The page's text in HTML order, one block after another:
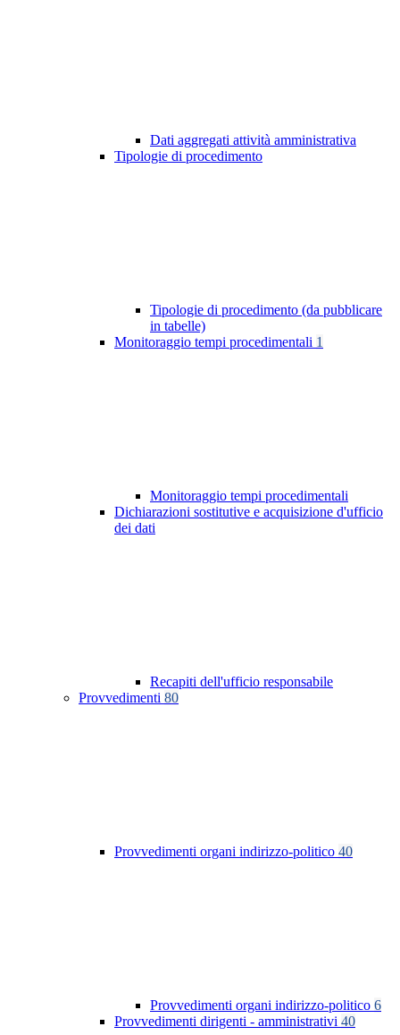
Dati aggregati attività amministrativa
Tipologie di procedimento
Tipologie di procedimento (da pubblicare
in tabelle)
Monitoraggio tempi procedimentali 1
Monitoraggio tempi procedimentali
Dichiarazioni sostitutive e acquisizione d'ufficio
dei dati
Recapiti dell'ufficio responsabile
Provvedimenti 80
Provvedimenti organi indirizzo-politico 40
Provvedimenti organi indirizzo-politico 6
Provvedimenti dirigenti - amministrativi 40